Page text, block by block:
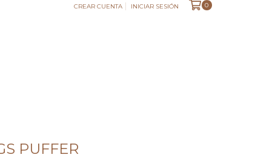
CREAR CUENTA INICIAR SESIÓN 0
PUFFER